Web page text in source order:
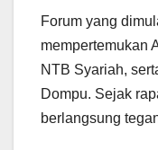
Forum yang
mempertemukan
NTB Syariah,
Dompu. Sejak
berlangsung